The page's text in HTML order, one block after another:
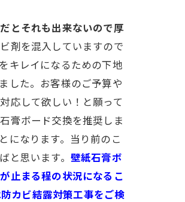
とそれも出来ないので厚
剤を混入していますので
キレイになるための下地
した。お客様のご予算や
応して欲しい！と願って
膏ボード交換を推奨しま
になります。当り前のこ
と思います。 壁紙石膏ボ
止まる程の状況になるこ
カビ結露対策工事をご検